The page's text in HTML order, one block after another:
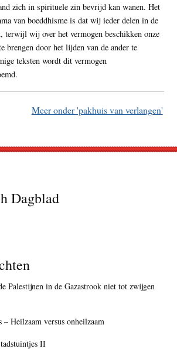
zich in spirituele zin bevrijd kan wanen. Het
van boeddhisme is dat wij ieder delen in de
terwijl wij over het vermogen beschikken onze
brengen door het lijden van de ander te
teksten wordt dit vermogen
Meer onder 'pakhuis van verlangen'
Dagblad
Palestijnen in de Gazastrook niet tot zwijgen
– Heilzaam versus onheilzaam
II